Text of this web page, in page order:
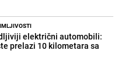
električni automobili:
prelazi 10 kilometara sa